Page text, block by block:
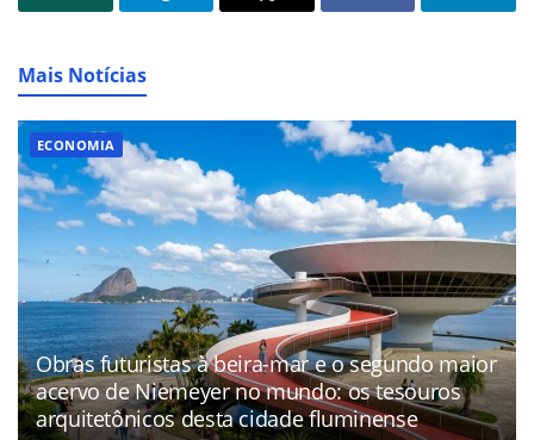
Mais Notícias
ECONOMIA
Obras futuristas à beira-mar e o segundo maior
acervo de Niemeyer no mundo: os tesouros
arquitetônicos desta cidade fluminense